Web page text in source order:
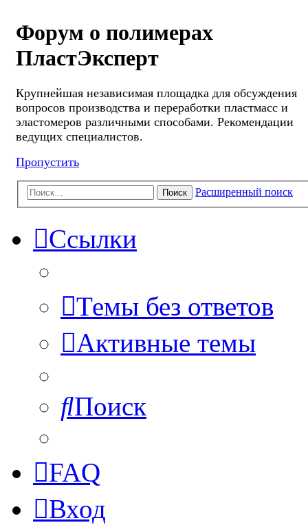
Форум о полимерах
ПластЭксперт
Крупнейшая независимая площадка для обсуждения
вопросов производства и переработки пластмасс и
эластомеров различными способами. Рекомендации
ведущих специалистов.
Пропустить
Поиск Расширенный поиск
Ссылки
Темы без ответов
Активные темы
Поиск
FAQ
Вход